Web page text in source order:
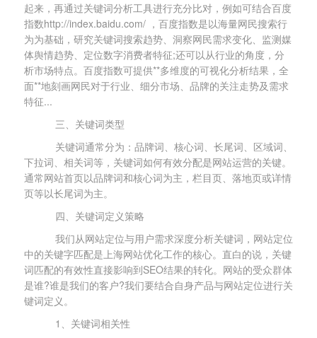
起来，再通过关键词分析工具进行充分比对，例如可结合百度
指数http://index.baidu.com/ ，百度指数是以海量网民搜索行
为为基础，研究关键词搜索趋势、洞察网民需求变化、监测媒
体舆情趋势、定位数字消费者特征;还可以从行业的角度，分
析市场特点。百度指数可提供**多维度的可视化分析结果，全
面**地刻画网民对于行业、细分市场、品牌的关注走势及需求
特征...
三、关键词类型
关键词通常分为：品牌词、核心词、长尾词、区域词、
下拉词、相关词等，关键词如何有效分配是网站运营的关键。
通常网站首页以品牌词和核心词为主，栏目页、落地页或详情
页等以长尾词为主。
四、关键词定义策略
我们从网站定位与用户需求深度分析关键词，网站定位
中的关键字匹配是上海网站优化工作的核心。直白的说，关键
词匹配的有效性直接影响到SEO结果的转化。网站的受众群体
是谁?谁是我们的客户?我们要结合自身产品与网站定位进行关
键词定义。
1、关键词相关性